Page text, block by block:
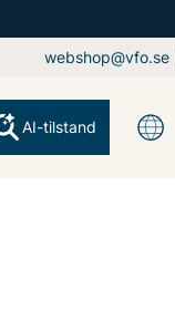
webshop@vfo.se
AI-tilstand